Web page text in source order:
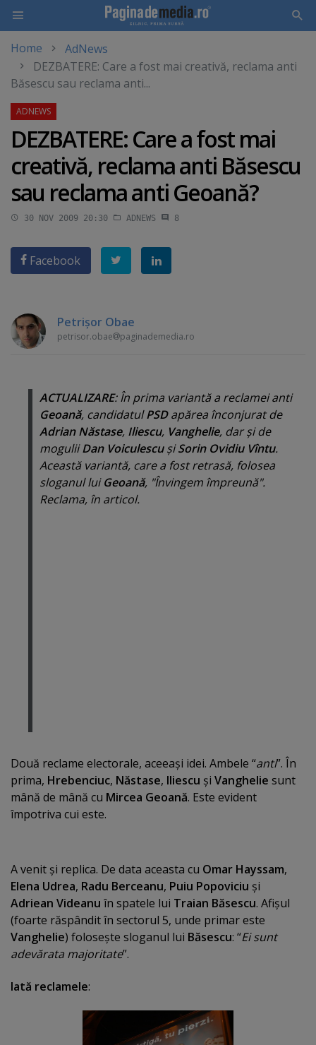
main
content
Home
AdNews
DEZBATERE: Care a fost mai creativă, reclama anti
Băsescu sau reclama anti...
DEZBATERE: Care a fost mai
creativă, reclama anti Băsescu
sau reclama anti Geoană?
30 NOV 2009 20:30 ADNEWS 8
Facebook
Petrişor Obae
petrisor.obae paginademedia.ro
ACTUALIZARE: În prima variantă a reclamei anti
Geoană, candidatulPSDapărea înconjurat de
Adrian Năstase, Iliescu, Vanghelie, dar şi de
moguliiDan VoiculescuşiSorin Ovidiu Vîntu.
Această variantă, care a fost retrasă, folosea
sloganul luiGeoană, "Învingem împreună".
Reclama, în articol.
Două reclame electorale, aceeaşi idei. Ambele “anti”. În
prima, Hrebenciuc, Năstase, Iliescu şi Vanghelie sunt
mână de mână cu Mircea Geoană. Este evident
împotriva cui este.
A venit şi replica. De data aceasta cu Omar Hayssam,
Elena Udrea, Radu Berceanu, Puiu Popoviciu şi
Adriean Videanu în spatele lui Traian Băsescu. Afişul
(foarte răspândit în sectorul 5, unde primar este
Vanghelie) foloseşte sloganul lui Băsescu: “Ei sunt
adevărata majoritate”.
Iată reclamele: